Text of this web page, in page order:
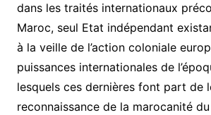
dans les traités internationaux
Maroc, seul Etat indépendant
à la veille de l’action coloniale
puissances internationales de
lesquels ces dernières font part de
reconnaissance de la marocanité